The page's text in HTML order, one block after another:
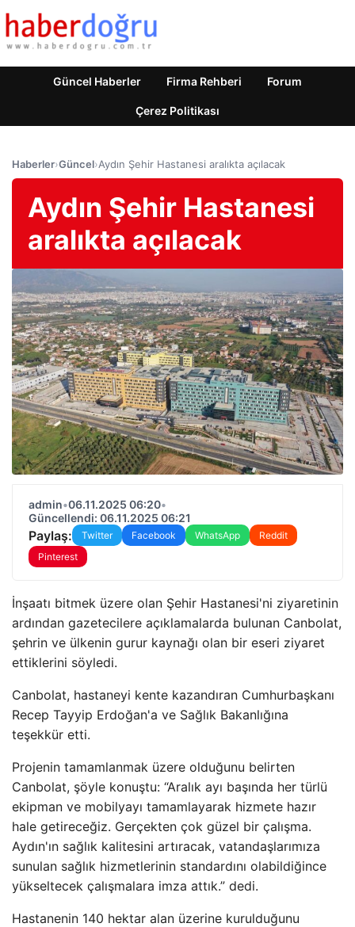
Güncel Haberler Firma Rehberi Forum
Çerez Politikası
Haberler›Güncel›Aydın Şehir Hastanesi aralıkta açılacak
Aydın Şehir Hastanesi
aralıkta açılacak
admin•06.11.2025 06:20•
Güncellendi: 06.11.2025 06:21
Paylaş: Twitter Facebook WhatsApp
Reddit
Pinterest
İnşaatı bitmek üzere olan Şehir Hastanesi'ni ziyaretinin
ardından gazetecilere açıklamalarda bulunan Canbolat,
şehrin ve ülkenin gurur kaynağı olan bir eseri ziyaret
ettiklerini söyledi.
Canbolat, hastaneyi kente kazandıran Cumhurbaşkanı
Recep Tayyip Erdoğan'a ve Sağlık Bakanlığına
teşekkür etti.
Projenin tamamlanmak üzere olduğunu belirten
Canbolat, şöyle konuştu: “Aralık ayı başında her türlü
ekipman ve mobilyayı tamamlayarak hizmete hazır
hale getireceğiz. Gerçekten çok güzel bir çalışma.
Aydın'ın sağlık kalitesini artıracak, vatandaşlarımıza
sunulan sağlık hizmetlerinin standardını olabildiğince
yükseltecek çalışmalara imza attık.” dedi.
Hastanenin 140 hektar alan üzerine kurulduğunu